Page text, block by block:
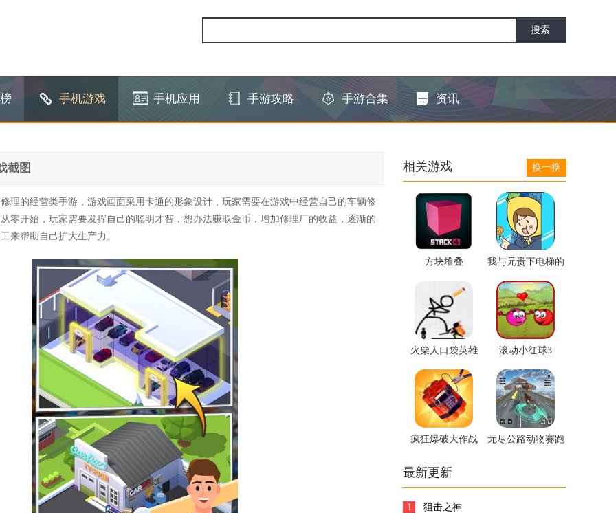
手机游戏 手机应用 手游攻略 手游合集 资讯
截图
理的经营类手游，游戏画面采用卡通的形象设计，玩家需要在游戏中经营自己的车辆修
零开始，玩家需要发挥自己的聪明才智，想办法赚取金币，增加修理厂的收益，逐渐的
来帮助自己扩大生产力。
相关游戏 换一换
方块堆叠
我与兄贵下电梯的
二三事
火柴人口袋英雄 滚动小红球3
疯狂爆破大作战 无尽公路动物赛跑
最新更新
1 狙击之神